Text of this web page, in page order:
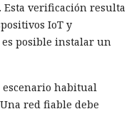
verificación resulta
IoT y
posible instalar un
escenario habitual
red fiable debe
a China Mobile la
y revocó las
de China Telecom y
no obligaban a
centros de